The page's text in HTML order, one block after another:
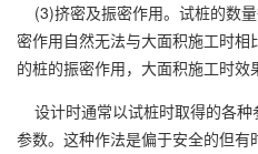
(3)挤密及振密作用。试桩的数
密作用自然无法与大面积施工时
的桩的振密作用，大面积施工时效
设计时通常以试桩时取得的各种
参数。这种作法是偏于安全的但